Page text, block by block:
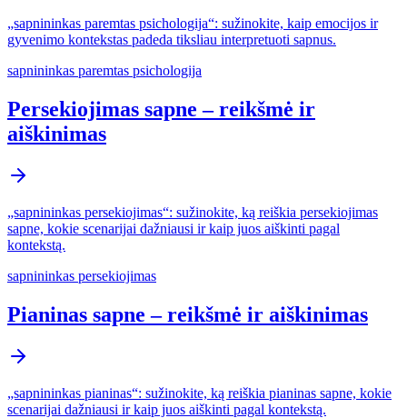
„sapnininkas paremtas psichologija“: sužinokite, kaip emocijos ir
gyvenimo kontekstas padeda tiksliau interpretuoti sapnus.
sapnininkas paremtas psichologija
Persekiojimas sapne – reikšmė ir
aiškinimas
„sapnininkas persekiojimas“: sužinokite, ką reiškia persekiojimas
sapne, kokie scenarijai dažniausi ir kaip juos aiškinti pagal
kontekstą.
sapnininkas persekiojimas
Pianinas sapne – reikšmė ir aiškinimas
„sapnininkas pianinas“: sužinokite, ką reiškia pianinas sapne, kokie
scenarijai dažniausi ir kaip juos aiškinti pagal kontekstą.